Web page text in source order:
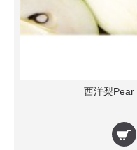
西洋梨Pear